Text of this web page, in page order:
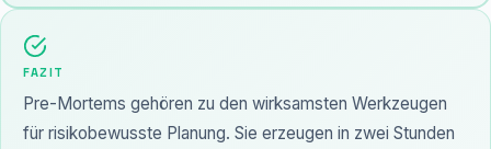
FAZIT
Pre-Mortems gehören zu den wirksamsten Werkzeugen
für risikobewusste Planung. Sie erzeugen in zwei Stunden